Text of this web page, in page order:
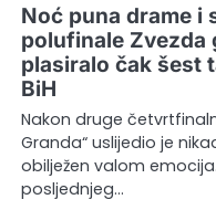
Noć puna drame i
polufinale Zvezda
plasiralo čak šest
BiH
Nakon druge
Granda“ uslijedio je
obilježen valom
posljednjeg…